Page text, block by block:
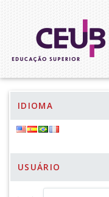
IDIOMA
USUÁRIO